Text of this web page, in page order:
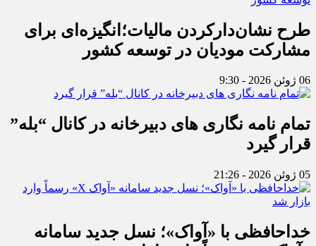
طرح نشان‌دارکردن مالیات؛انگیزه‌ای برای
مشارکت مودیان در توسعه کشور
06 ژوئن 2026 - 9:30
تمام نامه نگاری های دبیرخانه در کانال “بله”
قرار گیرد
05 ژوئن 2026 - 21:26
خداحافظی با «آواک»؛ نسل جدید سامانه